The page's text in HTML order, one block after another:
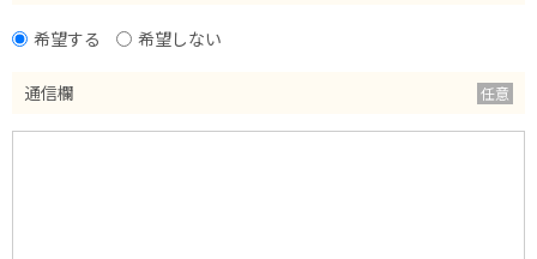
希望する 希望しない
通信欄